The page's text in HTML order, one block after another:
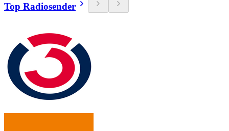
Top Radiosender